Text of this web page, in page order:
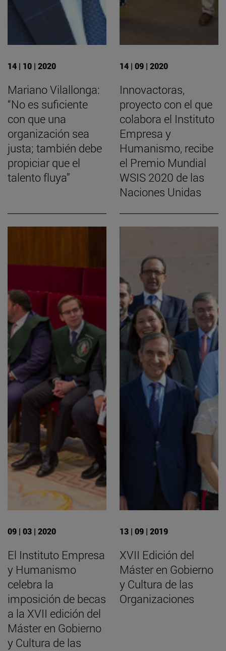
14 | 10 | 2020
Mariano Vilallonga:
“No es suficiente
con que una
organización sea
justa; también debe
propiciar que el
talento fluya”
14 | 09 | 2020
Innovactoras,
proyecto con el que
colabora el Instituto
Empresa y
Humanismo, recibe
el Premio Mundial
WSIS 2020 de las
Naciones Unidas
09 | 03 | 2020
El Instituto Empresa
y Humanismo
celebra la
imposición de becas
a la XVII edición del
Máster en Gobierno
y Cultura de las
13 | 09 | 2019
XVII Edición del
Máster en Gobierno
y Cultura de las
Organizaciones